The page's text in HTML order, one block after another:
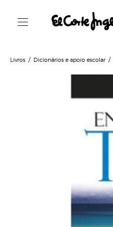
Livros Dicionários e apoio escolar